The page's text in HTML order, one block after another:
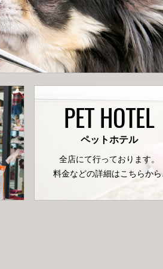
PET HOTEL
ペットホテル
全店にて行っております。
料金などの詳細はこちらから